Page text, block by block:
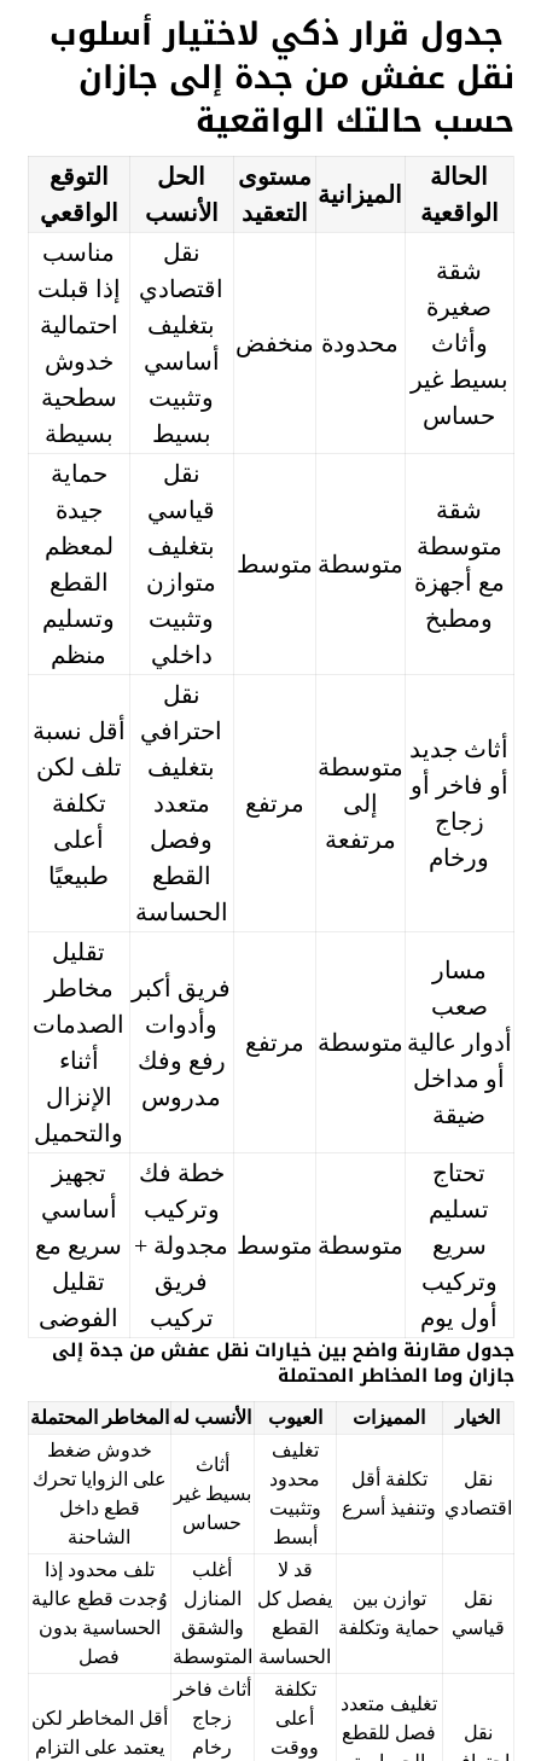
جدول قرار ذكي لاختيار أسلوب
نقل عفش من جدة إلى جازان
حسب حالتك الواقعية
الحالة
الواقعية
الميزانية
مستوى
التعقيد
الحل
الأنسب
التوقع
الواقعي
شقة
صغيرة
وأثاث
بسيط غير
حساس
محدودة منخفض
نقل
اقتصادي
بتغليف
أساسي
وتثبيت
بسيط
مناسب
إذا قبلت
احتمالية
خدوش
سطحية
بسيطة
شقة
متوسطة
مع أجهزة
ومطبخ
متوسطة متوسط
نقل
قياسي
بتغليف
متوازن
وتثبيت
داخلي
حماية
جيدة
لمعظم
القطع
وتسليم
منظم
أثاث جديد
أو فاخر أو
زجاج
ورخام
متوسطة
إلى
مرتفعة
مرتفع
نقل
احترافي
بتغليف
متعدد
وفصل
القطع
الحساسة
أقل نسبة
تلف لكن
تكلفة
أعلى
طبيعيًا
مسار
صعب
أدوار عالية
أو مداخل
ضيقة
متوسطة مرتفع
فريق أكبر
وأدوات
رفع وفك
مدروس
تقليل
مخاطر
الصدمات
أثناء
الإنزال
والتحميل
تحتاج
تسليم
سريع
وتركيب
أول يوم
متوسطة متوسط
خطة فك
وتركيب
مجدولة +
فريق
تركيب
تجهيز
أساسي
سريع مع
تقليل
الفوضى
جدول مقارنة واضح بين خيارات نقل عفش من جدة إلى
جازان وما المخاطر المحتملة
الخيار المميزات العيوب الأنسب له المخاطر المحتملة
نقل
اقتصادي
تكلفة أقل
وتنفيذ أسرع
تغليف
محدود
وتثبيت
أبسط
أثاث
بسيط غير
حساس
خدوش ضغط
على الزوايا تحرك
قطع داخل
الشاحنة
نقل
قياسي
توازن بين
حماية وتكلفة
قد لا
يفصل كل
القطع
الحساسة
أغلب
المنازل
والشقق
المتوسطة
تلف محدود إذا
وُجدت قطع عالية
الحساسية بدون
فصل
نقل
تغليف متعدد
فصل للقطع
تكلفة
أعلى
ووقت
أثاث فاخر
زجاج
رخام
أقل المخاطر لكن
يعتمد على التزام